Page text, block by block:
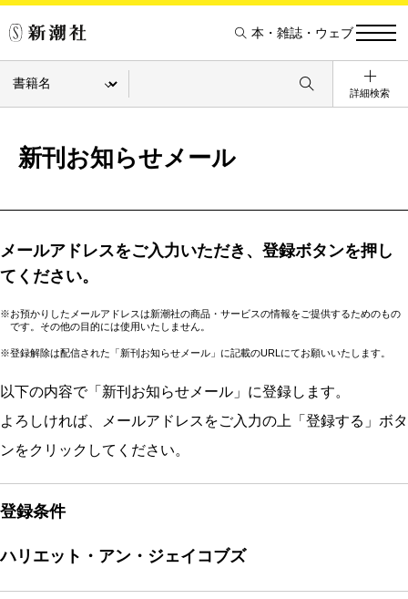
本・雑誌・ウェブ
詳細検索
新刊お知らせメール
メールアドレスをご入力いただき、登録ボタンを押し
てください。
※お預かりしたメールアドレスは新潮社の商品・サービスの情報をご提供するためのもの
です。その他の目的には使用いたしません。
※登録解除は配信された「新刊お知らせメール」に記載のURLにてお願いいたします。
以下の内容で「新刊お知らせメール」に登録します。
よろしければ、メールアドレスをご入力の上「登録する」ボタ
ンをクリックしてください。
登録条件
ハリエット・アン・ジェイコブズ